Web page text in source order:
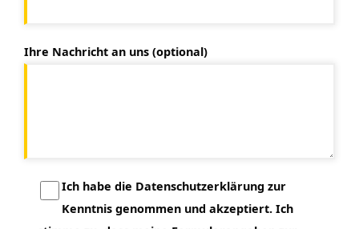
Ihre Nachricht an uns (optional)
Ich habe die Datenschutzerklärung zur
Kenntnis genommen und akzeptiert. Ich